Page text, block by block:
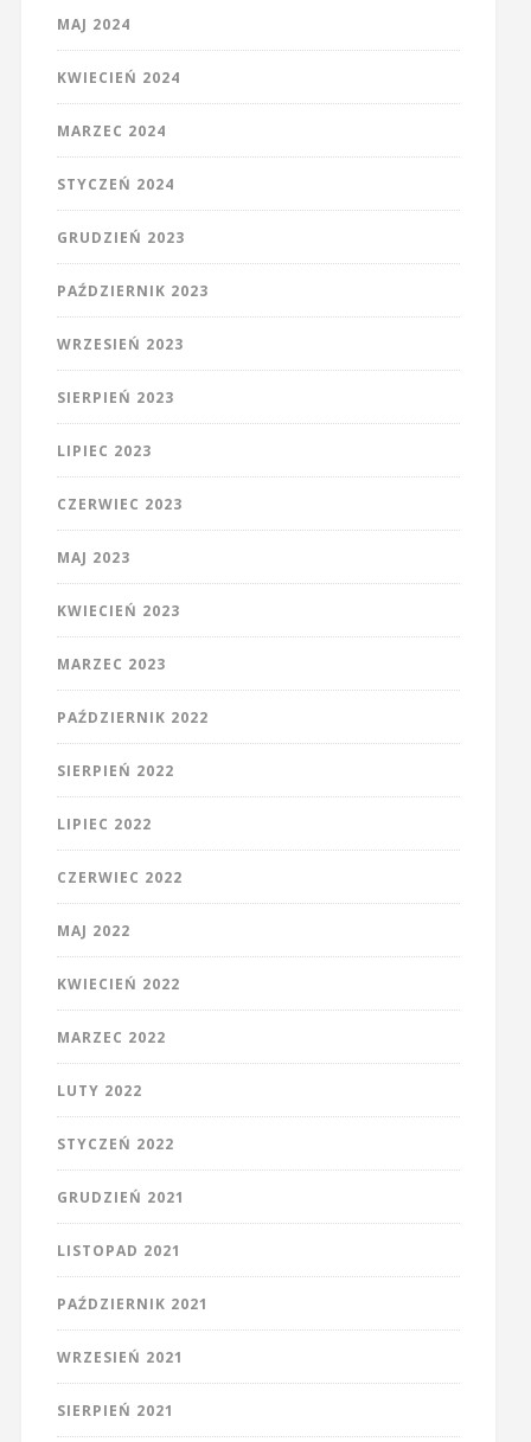
MAJ 2024
KWIECIEŃ 2024
MARZEC 2024
STYCZEŃ 2024
GRUDZIEŃ 2023
PAŹDZIERNIK 2023
WRZESIEŃ 2023
SIERPIEŃ 2023
LIPIEC 2023
CZERWIEC 2023
MAJ 2023
KWIECIEŃ 2023
MARZEC 2023
PAŹDZIERNIK 2022
SIERPIEŃ 2022
LIPIEC 2022
CZERWIEC 2022
MAJ 2022
KWIECIEŃ 2022
MARZEC 2022
LUTY 2022
STYCZEŃ 2022
GRUDZIEŃ 2021
LISTOPAD 2021
PAŹDZIERNIK 2021
WRZESIEŃ 2021
SIERPIEŃ 2021